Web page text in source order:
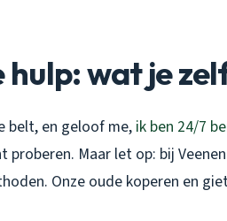
hulp: wat je
belt, en geloof me, ik ben 24/7
proberen. Maar let op: bij
Onze oude koperen en